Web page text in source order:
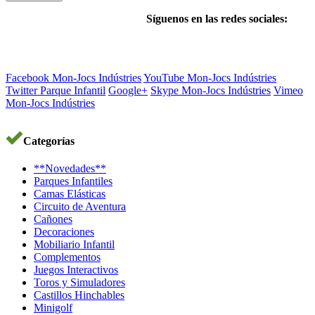
Síguenos en las redes sociales:
Facebook Mon-Jocs IndústriesYouTube Mon-Jocs Indústries
Twitter Parque Infantil Google+ Skype Mon-Jocs Indústries Vimeo
Mon-Jocs Indústries
Categorías
**Novedades**
Parques Infantiles
Camas Elásticas
Circuito de Aventura
Cañones
Decoraciones
Mobiliario Infantil
Complementos
Juegos Interactivos
Toros y Simuladores
Castillos Hinchables
Minigolf